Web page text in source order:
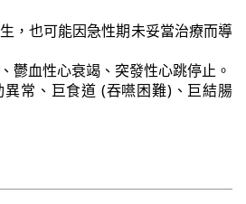
，也可能因急性期未妥當治療而導
鬱血性心衰竭、突發性心跳停止。
常、巨食道 (吞嚥困難)、巨結腸